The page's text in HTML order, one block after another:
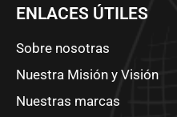
ENLACES ÚTILES
Sobre nosotras
Nuestra Misión y Visión
Nuestras marcas